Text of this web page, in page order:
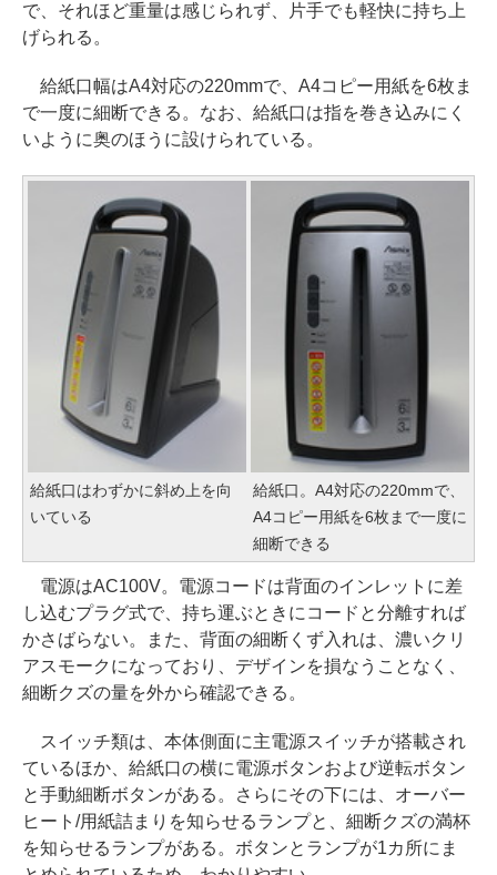
で、それほど重量は感じられず、片手でも軽快に持ち上
げられる。
給紙口幅はA4対応の220mmで、A4コピー用紙を6枚ま
で一度に細断できる。なお、給紙口は指を巻き込みにく
いように奥のほうに設けられている。
給紙口はわずかに斜め上を向
いている
給紙口。A4対応の220mmで、
A4コピー用紙を6枚まで一度に
細断できる
電源はAC100V。電源コードは背面のインレットに差
し込むプラグ式で、持ち運ぶときにコードと分離すれば
かさばらない。また、背面の細断くず入れは、濃いクリ
アスモークになっており、デザインを損なうことなく、
細断クズの量を外から確認できる。
スイッチ類は、本体側面に主電源スイッチが搭載され
ているほか、給紙口の横に電源ボタンおよび逆転ボタン
と手動細断ボタンがある。さらにその下には、オーバー
ヒート/用紙詰まりを知らせるランプと、細断クズの満杯
を知らせるランプがある。ボタンとランプが1カ所にま